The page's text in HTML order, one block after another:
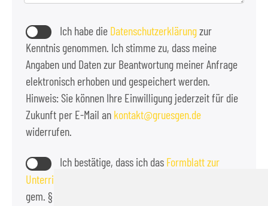
Ich habe die Datenschutzerklärungzur
Kenntnis genommen. Ich stimme zu, dass meine
Angaben und Daten zur Beantwortung meiner Anfrage
elektronisch erhoben und gespeichert werden.
Hinweis: Sie können Ihre Einwilligung jederzeit für die
Zukunft per E-Mail an kontakt
gruesgen.de
widerrufen.
Ich bestätige, dass ich das Formblatt zur
Unterrichtung des Reisenden bei einer Pauschalreise
gem. § 651a BGB zur Kennnis genommen habe.